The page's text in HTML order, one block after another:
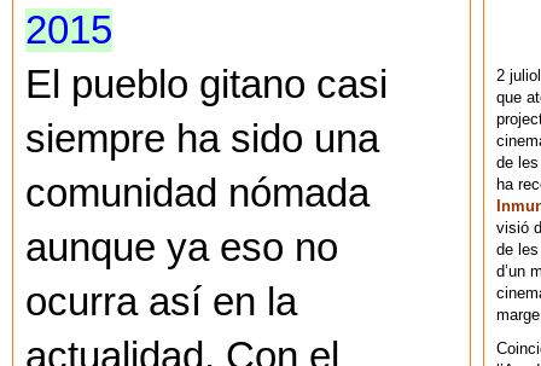
2015
El pueblo gitano casi
siempre ha sido una
comunidad nómada
aunque ya eso no
ocurra así en la
actualidad. Con el
2
que
de
ha
visió
de
d’un